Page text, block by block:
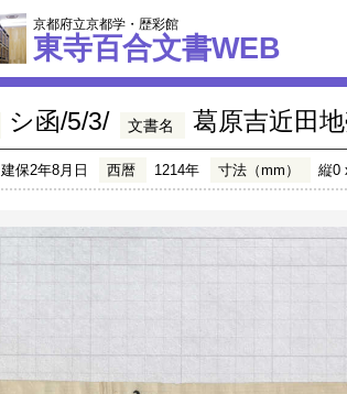
京都府立京都学・歴彩館
東寺百合文書WEB
シ函/5/3/ 文書名 葛原吉近田
建保2年8月日 西暦 1214年 寸法（mm） 縦0